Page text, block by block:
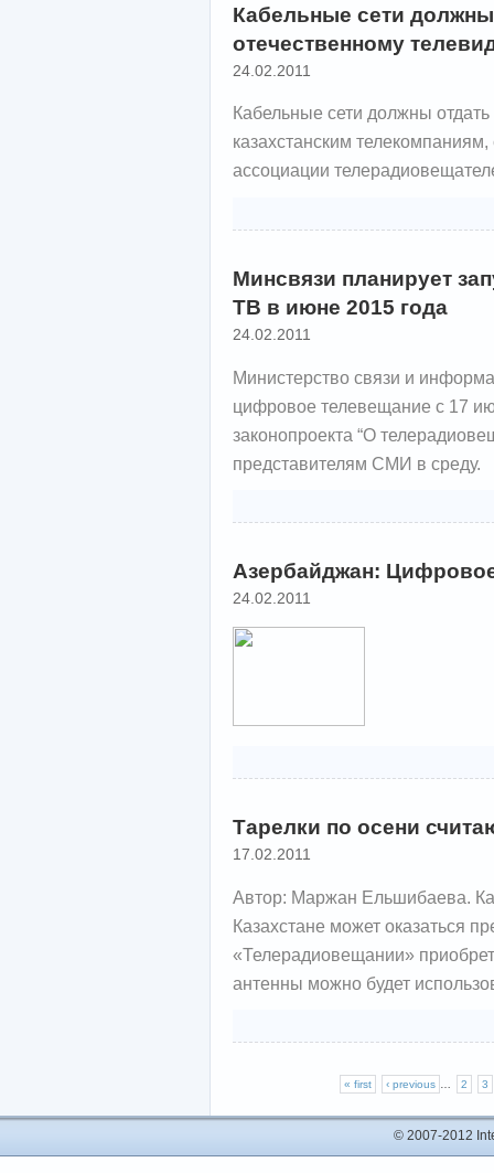
Кабельные сети
отечественному
24.02.2011
Кабельные сети должны отдать
казахстанским телекомпаниям,
ассоциации
Минсвязи планирует
ТВ в июне 2015 года
24.02.2011
Министерство связи и
цифровое телевещание с 17
законопроекта “О
представителям СМИ в среду.
Азербайджан:
24.02.2011
Тарелки по осени
17.02.2011
Автор: Маржан Ельшибаева.
Казахстане может оказаться
«Телерадиовещании»
антенны можно будет
« first ‹ previous … 2 3
© 2007-2012